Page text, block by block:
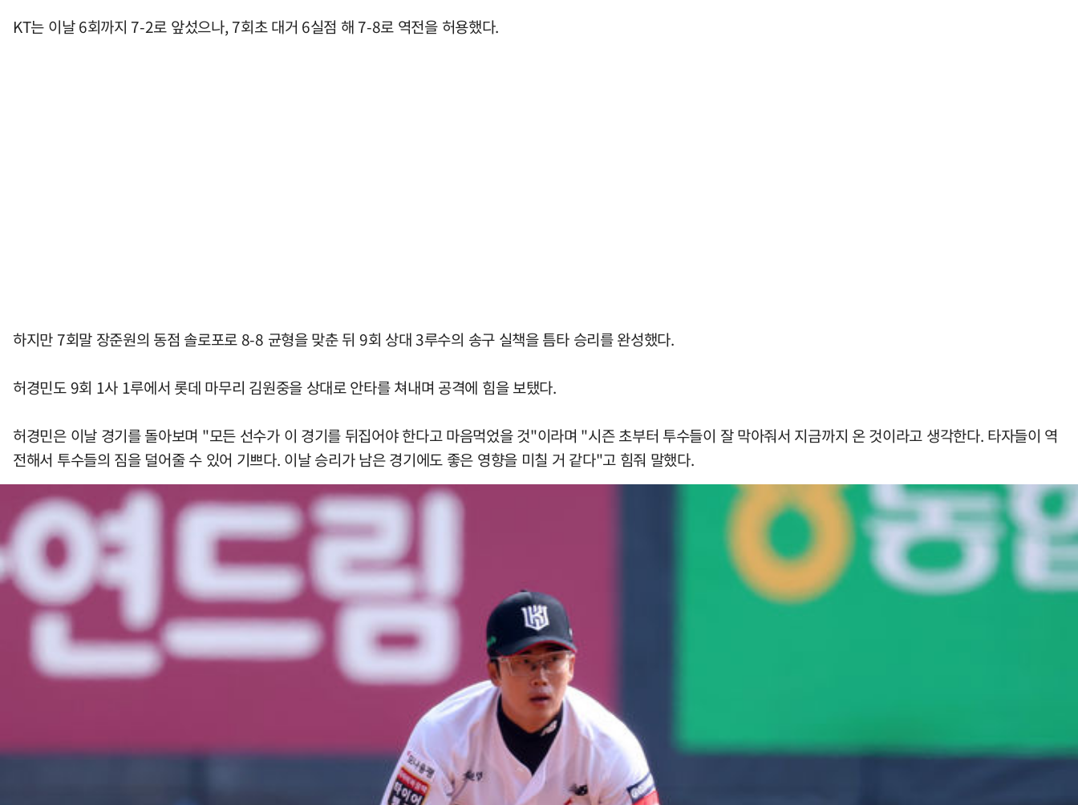
KT는 이날 6회까지 7-2로 앞섰으나, 7회초 대거 6실점 해 7-8로 역전을 허용했다.
하지만 7회말 장준원의 동점 솔로포로 8-8 균형을 맞춘 뒤 9회 상대 3루수의 송구 실책을 틈타 승리를 완성했다.
허경민도 9회 1사 1루에서 롯데 마무리 김원중을 상대로 안타를 쳐내며 공격에 힘을 보탰다.
허경민은 이날 경기를 돌아보며 "모든 선수가 이 경기를 뒤집어야 한다고 마음먹었을 것"이라며 "시즌 초부터 투수들이 잘 막아줘서 지금까지 온 것이라고 생각한다. 타자들이 역
전해서 투수들의 짐을 덜어줄 수 있어 기쁘다. 이날 승리가 남은 경기에도 좋은 영향을 미칠 거 같다"고 힘줘 말했다.